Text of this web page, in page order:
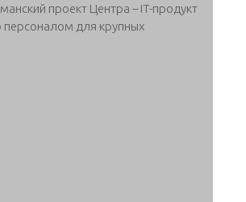
проект Центра – IT-продукт
персоналом для крупных